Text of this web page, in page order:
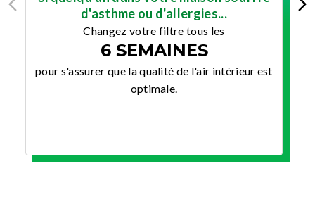
d'asthme ou d'allergies...
Changez votre filtre tous les
6 SEMAINES
pour s'assurer que la qualité de l'air intérieur est
optimale.